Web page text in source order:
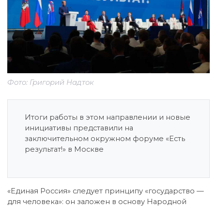
Фото: Григорий Надток
Итоги работы в этом направлении и новые
инициативы представили на
заключительном окружном форуме «Есть
результат!» в Москве
«Единая Россия» следует принципу «государство —
для человека»: он заложен в основу Народной